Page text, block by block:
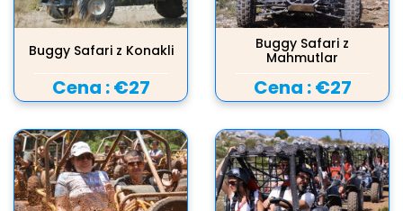
Buggy Safari z Konakli
Cena :€27
Buggy Safari z
Mahmutlar
Cena :€27